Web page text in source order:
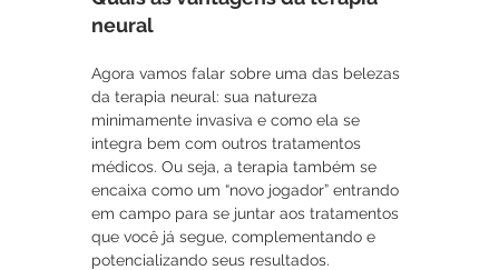
neural
Agora vamos falar sobre uma das belezas
da terapia neural: sua natureza
minimamente invasiva e como ela se
integra bem com outros tratamentos
médicos. Ou seja, a terapia também se
encaixa como um “novo jogador” entrando
em campo para se juntar aos tratamentos
que você já segue, complementando e
potencializando seus resultados.